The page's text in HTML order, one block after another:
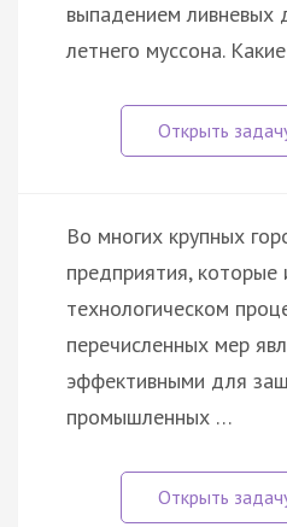
выпадением ливневых
летнего муссона.
Во многих крупных
предприятия, которые
технологическом
перечисленных мер
эффективными для
промышленных …